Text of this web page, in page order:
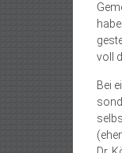
voll
Bei